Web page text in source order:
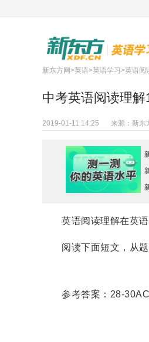
新东方网>英语>英语学习 >英语阅
中考英语阅读理解
2019-01-11 14:25 来源： 新东
英语阅读理解在英语
阅读下面短文，从题
参考答案：28-